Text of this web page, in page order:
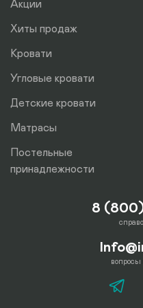
Акции
Хиты продаж
Кровати
Угловые кровати
Детские кровати
Матрасы
Постельные
принадлежности
8
вопросы